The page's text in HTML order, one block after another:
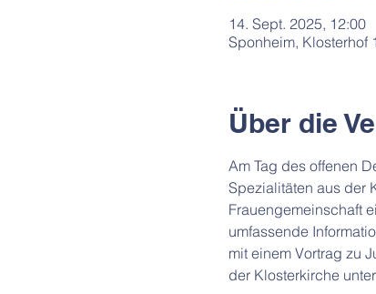
14. Sept. 2025, 12:00
Sponheim, Klosterhof
Über die
Am Tag des offenen
Spezialitäten aus der
Frauengemeinschaft
umfassende
mit einem Vortrag zu
der Klosterkirche